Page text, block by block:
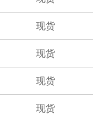
现货
现货
现货
现货